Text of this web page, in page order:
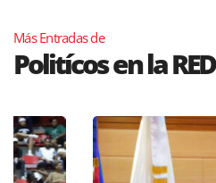
Más Entradas de
Politícos en la RED